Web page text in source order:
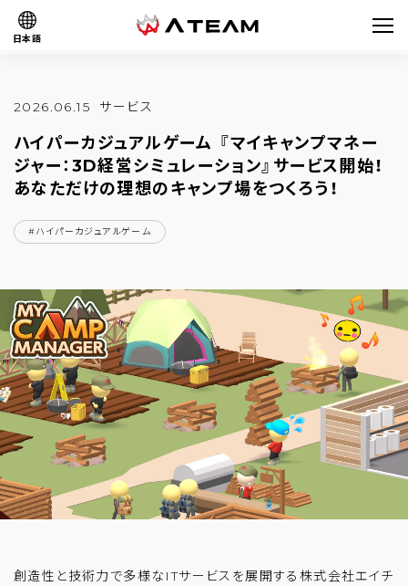
日本語
2026.06.15 サービス
ハイパーカジュアルゲーム 『マイキャンプマネー
ジャー：3D経営シミュレーション』サービス開始！
あなただけの理想のキャンプ場をつくろう！
#ハイパーカジュアルゲーム
創造性と技術力で多様なITサービスを展開する株式会社エイチ